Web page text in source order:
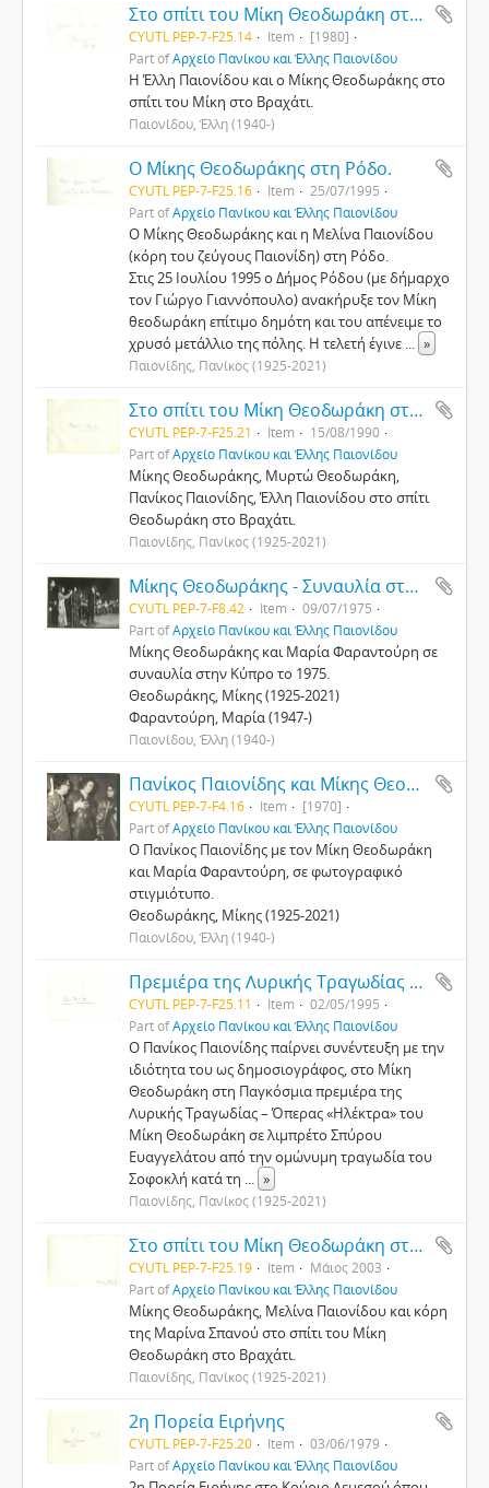
Στο σπίτι του Μίκη Θεοδωράκη στο Βραχάτι
CYUTL PEP-7-F25.14 Item
[1980]
Part ofΑρχείο Πανίκου και Έλλης Παιονίδου
Η Έλλη Παιονίδου και ο Μίκης Θεοδωράκης στο
σπίτι του Μίκη στο Βραχάτι.
Παιονίδου, Έλλη (1940-)
Ο Μίκης Θεοδωράκης στη Ρόδο.
CYUTL PEP-7-F25.16 Item
25/07/1995
Part ofΑρχείο Πανίκου και Έλλης Παιονίδου
Ο Μίκης Θεοδωράκης και η Μελίνα Παιονίδου
(κόρη του ζεύγους Παιονίδη) στη Ρόδο.
Στις 25 Ιουλίου 1995 ο Δήμος Ρόδου (με δήμαρχο
τον Γιώργο Γιαννόπουλο) ανακήρυξε τον Μίκη
θεοδωράκη επίτιμο δημότη και του απένειμε το
χρυσό μετάλλιο της πόλης. Η τελετή έγινε ... »
Παιονίδης, Πανίκος (1925-2021)
Στο σπίτι του Μίκη Θεοδωράκη στο Βραχάτι
CYUTL PEP-7-F25.21 Item
15/08/1990
Part ofΑρχείο Πανίκου και Έλλης Παιονίδου
Μίκης Θεοδωράκης, Μυρτώ Θεοδωράκη,
Πανίκος Παιονίδης, Έλλη Παιονίδου στο σπίτι
Θεοδωράκη στο Βραχάτι.
Παιονίδης, Πανίκος (1925-2021)
Μίκης Θεοδωράκης - Συναυλία στην Κύπρο
CYUTL PEP-7-F8.42 Item
09/07/1975
Part ofΑρχείο Πανίκου και Έλλης Παιονίδου
Μίκης Θεοδωράκης και Μαρία Φαραντούρη σε
συναυλία στην Κύπρο το 1975.
Θεοδωράκης, Μίκης (1925-2021)
Φαραντούρη, Μαρία (1947-)
Παιονίδου, Έλλη (1940-)
Πανίκος Παιονίδης και Μίκης Θεοδωράκης
CYUTL PEP-7-F4.16 Item
[1970]
Part ofΑρχείο Πανίκου και Έλλης Παιονίδου
Ο Πανίκος Παιονίδης με τον Μίκη Θεοδωράκη
και Μαρία Φαραντούρη, σε φωτογραφικό
στιγμιότυπο.
Θεοδωράκης, Μίκης (1925-2021)
Παιονίδου, Έλλη (1940-)
Πρεμιέρα της Λυρικής Τραγωδίας – Όπερας «Ηλέκτρα» του Μίκη Θεοδωράκη
CYUTL PEP-7-F25.11 Item
02/05/1995
Part ofΑρχείο Πανίκου και Έλλης Παιονίδου
Ο Πανίκος Παιονίδης παίρνει συνέντευξη με την
ιδιότητα του ως δημοσιογράφος, στο Μίκη
Θεοδωράκη στη Παγκόσμια πρεμιέρα της
Λυρικής Τραγωδίας – Όπερας «Ηλέκτρα» του
Μίκη Θεοδωράκη σε λιμπρέτο Σπύρου
Ευαγγελάτου από την ομώνυμη τραγωδία του
Σοφοκλή κατά τη ... »
Παιονίδης, Πανίκος (1925-2021)
Στο σπίτι του Μίκη Θεοδωράκη στο Βραχάτι
CYUTL PEP-7-F25.19 Item
Μάιος 2003
Part ofΑρχείο Πανίκου και Έλλης Παιονίδου
Μίκης Θεοδωράκης, Μελίνα Παιονίδου και κόρη
της Μαρίνα Σπανού στο σπίτι του Μίκη
Θεοδωράκη στο Βραχάτι.
Παιονίδης, Πανίκος (1925-2021)
2η Πορεία Ειρήνης
CYUTL PEP-7-F25.20 Item
03/06/1979
Part ofΑρχείο Πανίκου και Έλλης Παιονίδου